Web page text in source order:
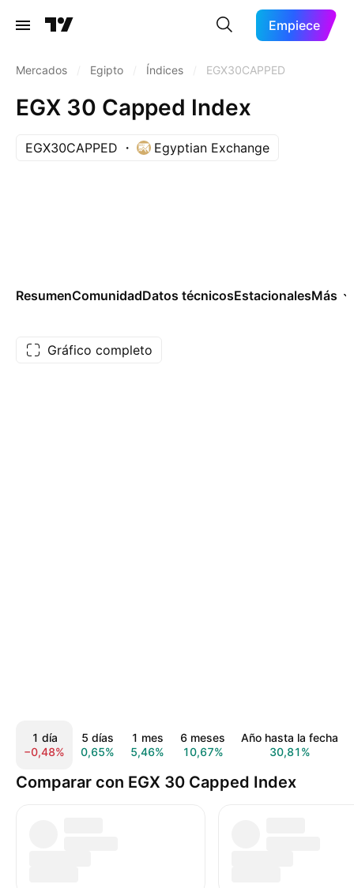
Empiece
Mercados Egipto Índices EGX30CAPPED
EGX 30 Capped Index
EGX30CAPPED Egyptian Exchange
ResumenComunidadDatos técnicosEstacionalesMás
Gráfico completo
1 día
−0,48%
5 días
0,65%
1 mes
5,46%
6 meses
10,67%
Año hasta la fecha
30,81%
Comparar con EGX 30 Capped Index